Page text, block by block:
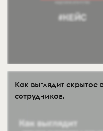
Как выглядит скрытое
сотрудников.